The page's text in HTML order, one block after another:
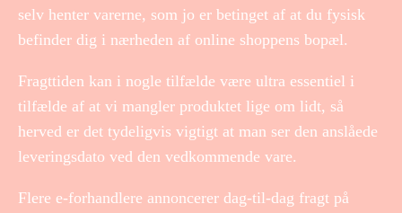
selv henter varerne, som jo er betinget af at du fysisk
befinder dig i nærheden af online shoppens bopæl.
Fragttiden kan i nogle tilfælde være ultra essentiel i
tilfælde af at vi mangler produktet lige om lidt, så
herved er det tydeligvis vigtigt at man ser den anslåede
leveringsdato ved den vedkommende vare.
Flere e-forhandlere annoncerer dag-til-dag fragt på